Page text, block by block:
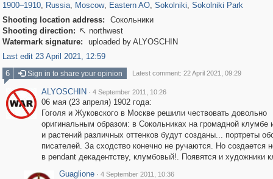
1900–1910, Russia, Moscow, Eastern AO, Sokolniki, Sokolniki Park
Shooting location address:
Сокольники
Shooting direction:  northwest
Watermark signature:
uploaded by ALYOSCHIN
Last edit 23 April 2021, 12:59
6
Sign in to share your opinion Latest comment: 22 April 2021, 09:29
ALYOSCHIN · 4 September 2011, 10:26
06 мая (23 апреля) 1902 года:
Гоголя и Жуковского в Москве решили чествовать довольно
оригинальным образом: в Сокольниках на громадной клумбе
и растений различных оттенков будут созданы... портреты
писателей. За сходство конечно не ручаются. Но создается
в pendant декадентству, клумбовый!. Появятся и художники
Guaglione · 4 September 2011, 10:36